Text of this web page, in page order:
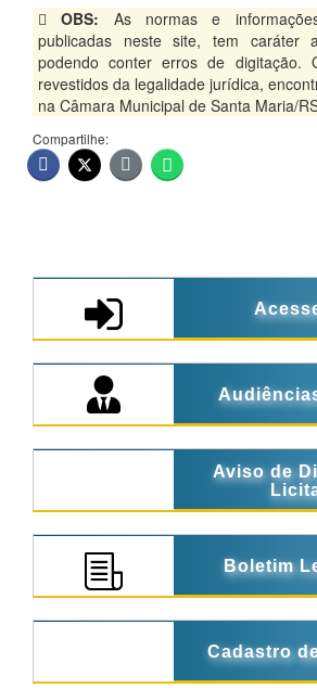
OBS: As normas e
publicadas neste site, tem caráter
podendo conter erros de digitação.
revestidos da legalidade jurídica,
na Câmara Municipal de Santa Maria/
Compartilhe:
Aviso de
Boletim
Cadastro